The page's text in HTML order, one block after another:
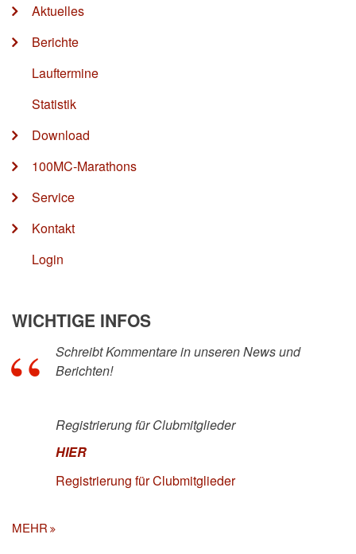
Aktuelles
Berichte
Lauftermine
Statistik
Download
100MC-Marathons
Service
Kontakt
Login
WICHTIGE INFOS
Schreibt Kommentare in unseren News und
Berichten!
Registrierung für Clubmitglieder
HIER
Registrierung für Clubmitglieder
MEHR